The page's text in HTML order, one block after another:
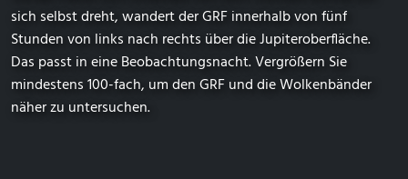
sich selbst dreht, wandert der GRF innerhalb von fünf
Stunden von links nach rechts über die Jupiteroberfläche.
Das passt in eine Beobachtungsnacht. Vergrößern Sie
mindestens 100-fach, um den GRF und die Wolkenbänder
näher zu untersuchen.